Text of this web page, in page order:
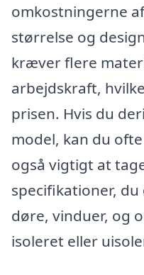
omkostningerne
størrelse og
kræver flere
arbejdskraft,
prisen. Hvis du
model, kan du
også vigtigt at
specifikationer, du
døre, vinduer, og
isoleret eller